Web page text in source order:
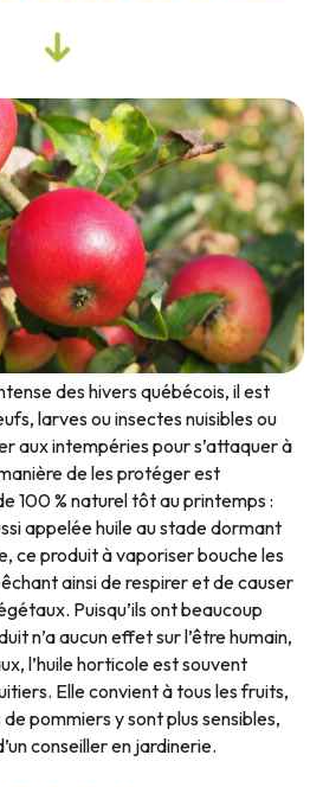
des hivers québécois, il est
larves ou insectes nuisibles ou
aux intempéries pour s’attaquer à
de les protéger est
100 % naturel tôt au printemps :
appelée huile au stade dormant
ce produit à vaporiser bouche les
ainsi de respirer et de causer
Puisqu’ils ont beaucoup
n’a aucun effet sur l’être humain,
l’huile horticole est souvent
Elle convient à tous les fruits,
pommiers y sont plus sensibles,
conseiller en jardinerie.